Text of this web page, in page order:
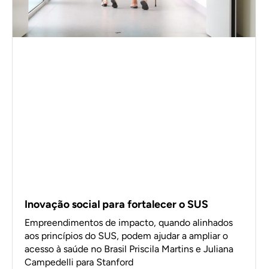
Inovação social para fortalecer o SUS
Empreendimentos de impacto, quando alinhados
aos princípios do SUS, podem ajudar a ampliar o
acesso à saúde no Brasil Priscila Martins e Juliana
Campedelli para Stanford